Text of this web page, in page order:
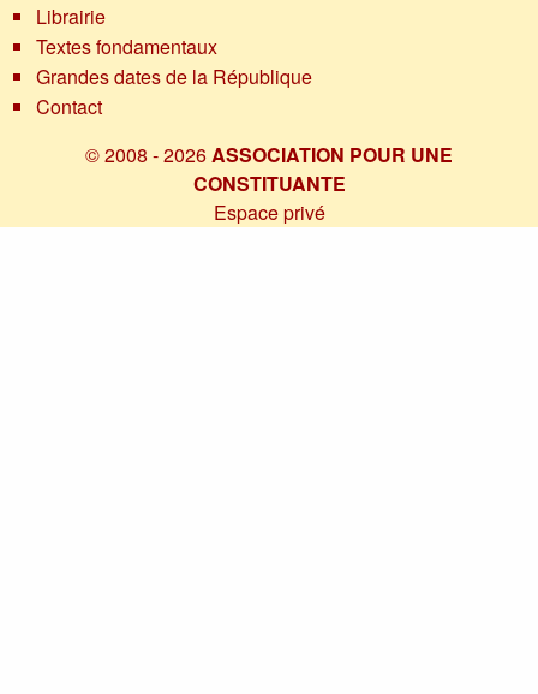
Librairie
Textes fondamentaux
Grandes dates de la République
Contact
© 2008 - 2026ASSOCIATION POUR UNE
CONSTITUANTE
Espace privé